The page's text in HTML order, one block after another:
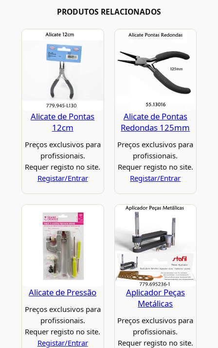
PRODUTOS RELACIONADOS
Alicate de Pontas
12cm
Preços exclusivos para
profissionais.
Requer registo no site.
Registar/Entrar
Alicate de Pontas
Redondas 125mm
Preços exclusivos para
profissionais.
Requer registo no site.
Registar/Entrar
Alicate de Pressão
Preços exclusivos para
profissionais.
Requer registo no site.
Registar/Entrar
Aplicador Peças
Metálicas
Preços exclusivos para
profissionais.
Requer registo no site.